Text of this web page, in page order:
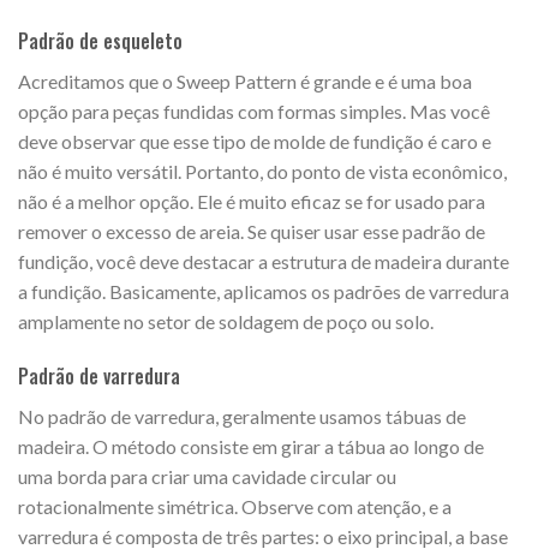
Padrão de esqueleto
Acreditamos que o Sweep Pattern é grande e é uma boa
opção para peças fundidas com formas simples. Mas você
deve observar que esse tipo de molde de fundição é caro e
não é muito versátil. Portanto, do ponto de vista econômico,
não é a melhor opção. Ele é muito eficaz se for usado para
remover o excesso de areia. Se quiser usar esse padrão de
fundição, você deve destacar a estrutura de madeira durante
a fundição. Basicamente, aplicamos os padrões de varredura
amplamente no setor de soldagem de poço ou solo.
Padrão de varredura
No padrão de varredura, geralmente usamos tábuas de
madeira. O método consiste em girar a tábua ao longo de
uma borda para criar uma cavidade circular ou
rotacionalmente simétrica. Observe com atenção, e a
varredura é composta de três partes: o eixo principal, a base